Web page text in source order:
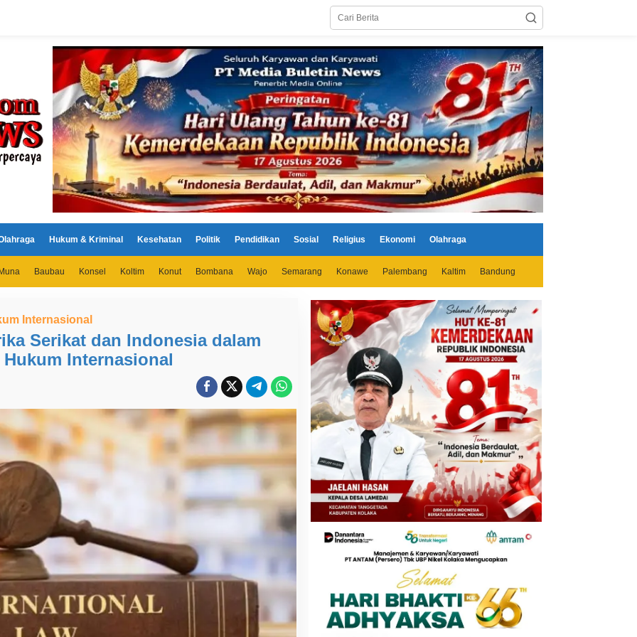
Hukum & Kriminal Kesehatan Politik Pendidikan Sosial Religius Ekonomi Olahraga
Baubau Konsel Koltim Konut Bombana Wajo Semarang Konawe Palembang Kaltim Bandung
Internasional
Serikat dan Indonesia dalam
Internasional